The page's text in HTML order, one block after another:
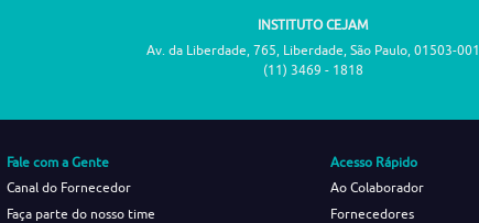
INSTITUTO CEJAM
Av. da Liberdade, 765, Liberdade, São Paulo, 01503-001
(11) 3469 - 1818
Fale com a Gente
Canal do Fornecedor
Faça parte do nosso time
Acesso Rápido
Ao Colaborador
Fornecedores